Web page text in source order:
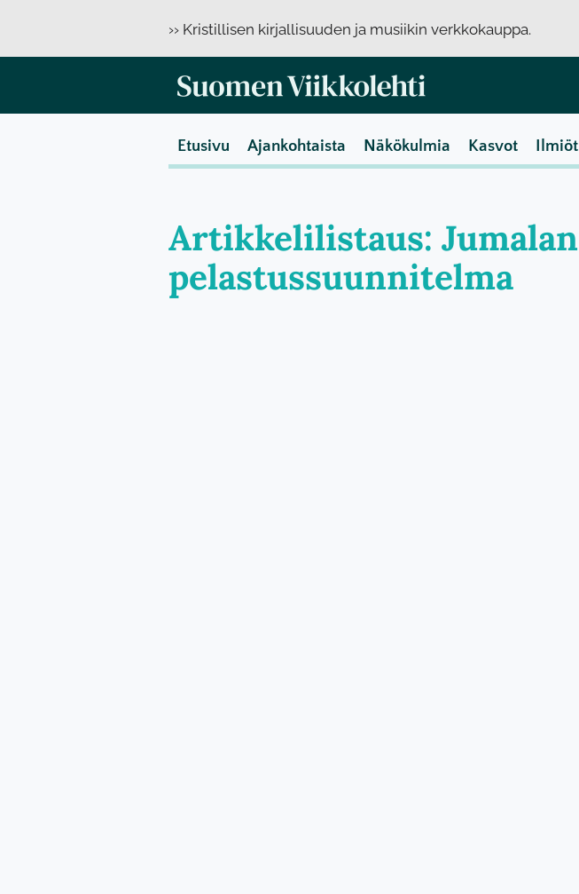
›› Kristillisen kirjallisuuden ja musiikin verkkokauppa.
Etusivu Ajankohtaista Näkökulmia Kasvot Ilmiöt
Artikkelilistaus: Jumalan
pelastussuunnitelma